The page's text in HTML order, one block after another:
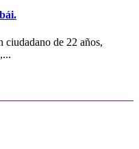
de 22 años,